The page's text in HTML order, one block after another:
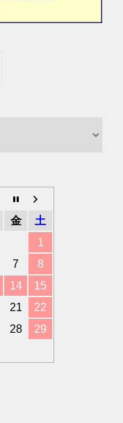
サポート終了
す「QC
年3月31日をもち
ー様向け販売に
日をもちまして終
既存ユーザー様へ
をもちまして、終
ウェーブの代
ャー） 販売終
ステム」の販売
テレメジャー」
「テレメジャ
月30日をもちまし
金
土
1
7
8
14
15
21
22
28
29